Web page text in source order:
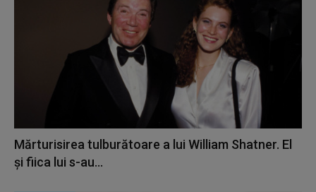
Mărturisirea tulburătoare a lui William Shatner. El
și fiica lui s-au...